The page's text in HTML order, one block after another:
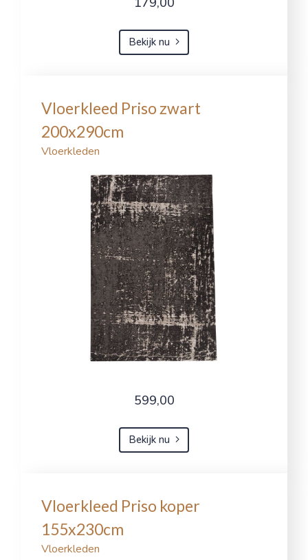
Bekijk nu
Vloerkleed Priso zwart
200x290cm
Vloerkleden
599,00
Bekijk nu
Vloerkleed Priso koper
155x230cm
Vloerkleden